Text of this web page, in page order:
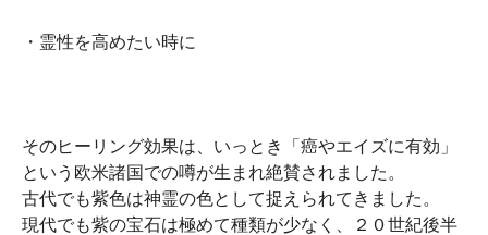
・霊性を高めたい時に
そのヒーリング効果は、いっとき「癌やエイズに有効」
という欧米諸国での噂が生まれ絶賛されました。
古代でも紫色は神霊の色として捉えられてきました。
現代でも紫の宝石は極めて種類が少なく、２０世紀後半